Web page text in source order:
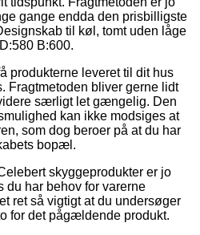
gange endda den prisbilligste
til køl, tomt uden låge
B:600.
produkterne leveret til dit hus
Fragtmetoden bliver gerne lidt
særligt let gængelig. Den
kan ikke modsiges at
som dog beroer på at du har
bopæl.
skyggeprodukter er jo
du har behov for varerne
ret så vigtigt at du undersøger
for det pågældende produkt.